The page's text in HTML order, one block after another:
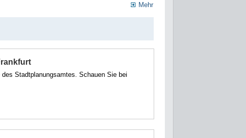
Mehr
Stadtplanungsamtes. Schauen Sie bei